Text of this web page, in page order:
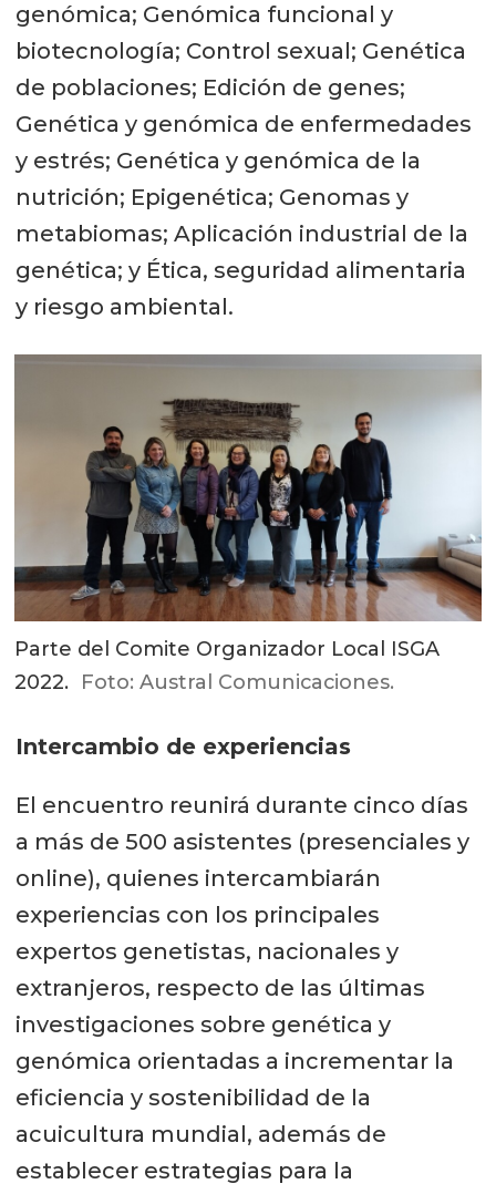
genómica; Genómica funcional y
biotecnología; Control sexual; Genética
de poblaciones; Edición de genes;
Genética y genómica de enfermedades
y estrés; Genética y genómica de la
nutrición; Epigenética; Genomas y
metabiomas; Aplicación industrial de la
genética; y Ética, seguridad alimentaria
y riesgo ambiental.
Parte del Comite Organizador Local ISGA
2022. Foto: Austral Comunicaciones.
Intercambio de experiencias
El encuentro reunirá durante cinco días
a más de 500 asistentes (presenciales y
online), quienes intercambiarán
experiencias con los principales
expertos genetistas, nacionales y
extranjeros, respecto de las últimas
investigaciones sobre genética y
genómica orientadas a incrementar la
eficiencia y sostenibilidad de la
acuicultura mundial, además de
establecer estrategias para la